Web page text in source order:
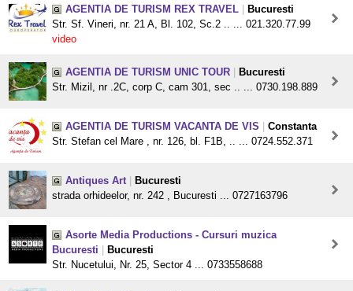
AGENTIA DE TURISM REX TRAVEL
Bucuresti
Str. Sf. Vineri, nr. 21 A, Bl. 102, Sc.2 .. ... 021.320.77.99
video
AGENTIA DE TURISM UNIC TOUR
Bucuresti
Str. Mizil, nr .2C, corp C, cam 301, sec .. ... 0730.198.889
AGENTIA DE TURISM VACANTA DE VIS
Constanta
Str. Stefan cel Mare , nr. 126, bl. F1B, .. ... 0724.552.371
Antiques Art
Bucuresti
strada orhideelor, nr. 242 , Bucuresti ... 0727163796
Asorte Media Productions - Cursuri muzica
Bucuresti
Bucuresti
Str. Nucetului, Nr. 25, Sector 4 ... 0733558688